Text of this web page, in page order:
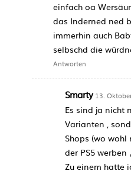
einfach oa
das Inderned ned
immerhin auch
selbschd die
Antworten
Smarty 13.
Es sind ja nicht
Varianten ,
Shops (wo
der PS5
Zu einem hatte